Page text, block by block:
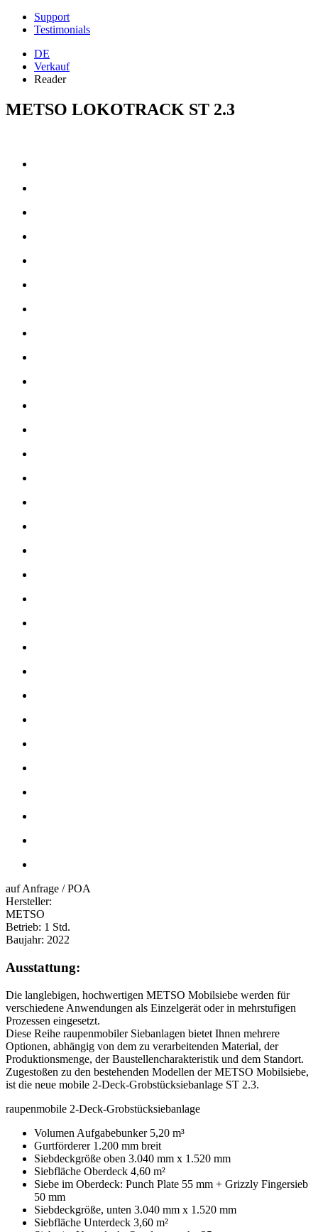
Support
Testimonials
DE
Verkauf
Reader
METSO LOKOTRACK ST 2.3
auf Anfrage / POA
Hersteller:
METSO
Betrieb: 1 Std.
Baujahr: 2022
Ausstattung:
Die langlebigen, hochwertigen METSO Mobilsiebe werden für
verschiedene Anwendungen als Einzelgerät oder in mehrstufigen
Prozessen eingesetzt.
Diese Reihe raupenmobiler Siebanlagen bietet Ihnen mehrere
Optionen, abhängig von dem zu verarbeitenden Material, der
Produktionsmenge, der Baustellencharakteristik und dem Standort.
Zugestoßen zu den bestehenden Modellen der METSO Mobilsiebe,
ist die neue mobile 2-Deck-Grobstücksiebanlage ST 2.3.
raupenmobile 2-Deck-Grobstücksiebanlage
Volumen Aufgabebunker 5,20 m³
Gurtförderer 1.200 mm breit
Siebdeckgröße oben 3.040 mm x 1.520 mm
Siebfläche Oberdeck 4,60 m²
Siebe im Oberdeck: Punch Plate 55 mm + Grizzly Fingersieb
50 mm
Siebdeckgröße, unten 3.040 mm x 1.520 mm
Siebfläche Unterdeck 3,60 m²